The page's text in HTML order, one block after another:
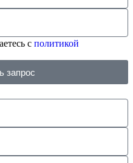
с политикой
запрос